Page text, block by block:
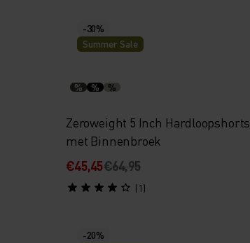
-30%
Summer Sale
% % %
Zeroweight 5 Inch Hardloopshorts
met Binnenbroek
€45,45€64,95
(1)
-20%